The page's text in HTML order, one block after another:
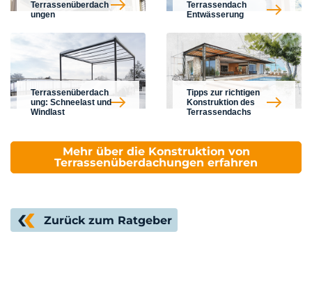
Terrassenüberdach
ungen
Terrassendach
Entwässerung
Terrassenüberdach
ung: Schneelast und
Windlast
Tipps zur richtigen
Konstruktion des
Terrassendachs
Mehr über die Konstruktion von
Terrassenüberdachungen erfahren
Zurück zum Ratgeber